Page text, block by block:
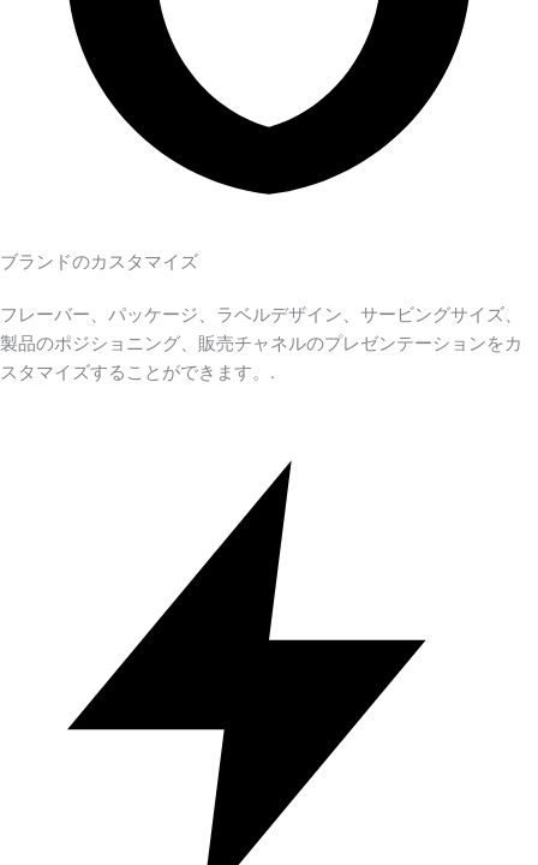
ブランドのカスタマイズ
フレーバー、パッケージ、ラベルデザイン、サービングサイズ、
製品のポジショニング、販売チャネルのプレゼンテーションをカ
スタマイズすることができます。.